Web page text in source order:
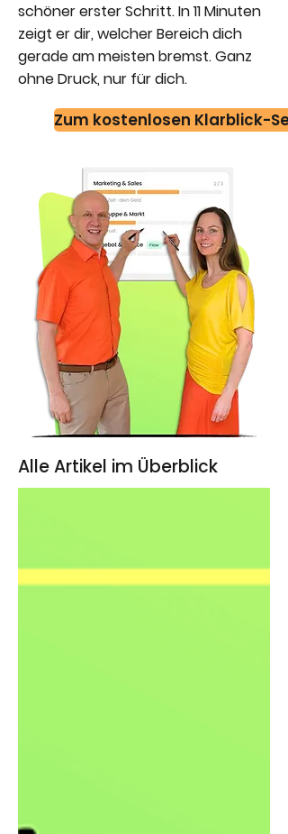
schöner erster Schritt. In 11 Minuten
zeigt er dir, welcher Bereich dich
gerade am meisten bremst. Ganz
ohne Druck, nur für dich.
Zum kostenlosen Klarblick-
Alle Artikel im Überblick